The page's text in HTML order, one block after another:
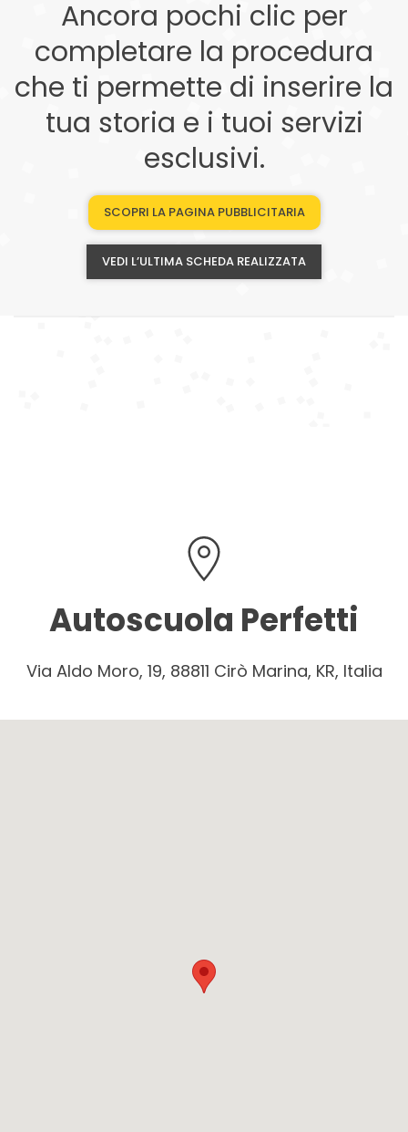
Ancora pochi clic per
completare la procedura
che ti permette di inserire la
tua storia e i tuoi servizi
esclusivi.
SCOPRI LA PAGINA PUBBLICITARIA
VEDI L’ULTIMA SCHEDA REALIZZATA
Autoscuola Perfetti
Via Aldo Moro, 19, 88811 Cirò Marina, KR, Italia